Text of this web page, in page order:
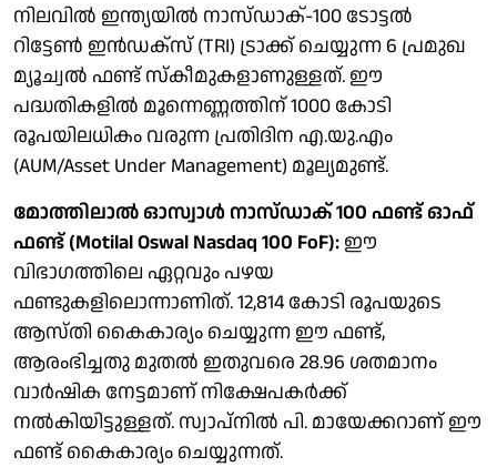
നിലവില്‍ ഇന്ത്യയില്‍ നാസ്ഡാക്-100 ടോട്ടല്‍
റിട്ടേണ്‍ ഇന്‍ഡക്‌സ് (TRI) ട്രാക്ക് ചെയ്യുന്ന 6 പ്രമുഖ
മ്യൂച്വല്‍ ഫണ്ട് സ്‌കീമുകളാണുള്ളത്. ഈ
പദ്ധതികളില്‍ മൂന്നെണ്ണത്തിന് 1000 കോടി
രൂപയിലധികം വരുന്ന പ്രതിദിന എ.യു.എം
(AUM/Asset Under Management) മൂല്യമുണ്ട്.
മോത്തിലാല്‍ ഓസ്വാള്‍ നാസ്ഡാക് 100 ഫണ്ട് ഓഫ്
ഫണ്ട് (Motilal Oswal Nasdaq 100 FoF): ഈ
വിഭാഗത്തിലെ ഏറ്റവും പഴയ
ഫണ്ടുകളിലൊന്നാണിത്. 12,814 കോടി രൂപയുടെ
ആസ്തി കൈകാര്യം ചെയ്യുന്ന ഈ ഫണ്ട്,
ആരംഭിച്ചതു മുതല്‍ ഇതുവരെ 28.96 ശതമാനം
വാര്‍ഷിക നേട്ടമാണ് നിക്ഷേപകര്‍ക്ക്
നല്‍കിയിട്ടുള്ളത്. സ്വാപ്നില്‍ പി. മായേക്കറാണ് ഈ
ഫണ്ട് കൈകാര്യം ചെയ്യുന്നത്.